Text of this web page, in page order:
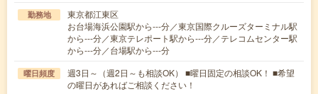
勤務地
東京都江東区
お台場海浜公園駅から---分／東京国際クルーズターミナル駅
から---分／東京テレポート駅から---分／テレコムセンター駅
から---分／台場駅から---分
曜日頻度
週3日～（週2日～も相談OK） ■曜日固定の相談OK！ ■希望
の曜日があればご相談ください！